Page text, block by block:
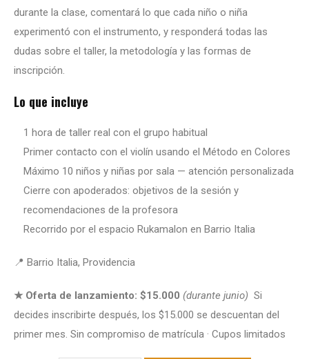
durante la clase, comentará lo que cada niño o niña
experimentó con el instrumento, y responderá todas las
dudas sobre el taller, la metodología y las formas de
inscripción.
Lo que incluye
1 hora de taller real con el grupo habitual
Primer contacto con el violín usando el Método en Colores
Máximo 10 niños y niñas por sala — atención personalizada
Cierre con apoderados: objetivos de la sesión y
recomendaciones de la profesora
Recorrido por el espacio Rukamalon en Barrio Italia
📍 Barrio Italia, Providencia
★ Oferta de lanzamiento: $15.000 (durante junio) Si
decides inscribirte después, los $15.000 se descuentan del
primer mes. Sin compromiso de matrícula · Cupos limitados